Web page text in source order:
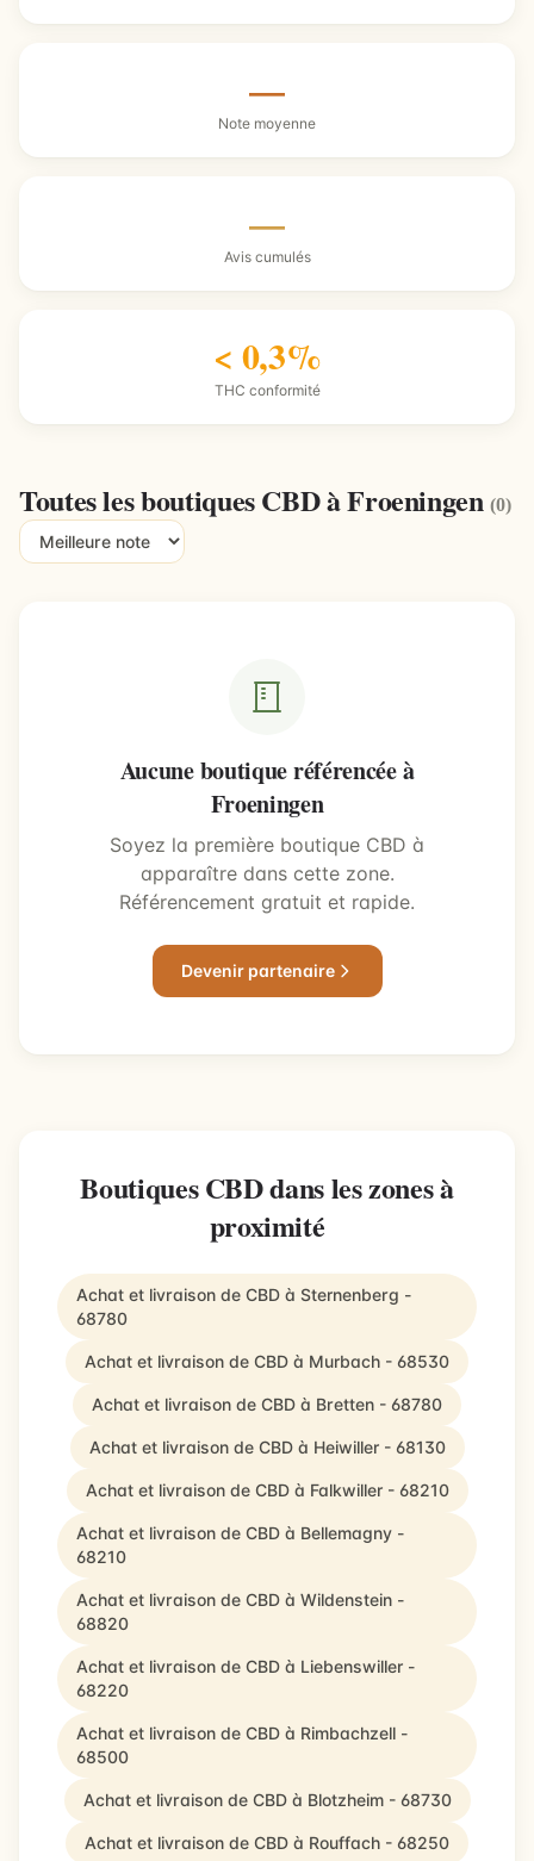
—
Note moyenne
—
Avis cumulés
< 0,3%
THC conformité
Toutes les boutiques CBD à Froeningen(0)
Aucune boutique référencée à
Froeningen
Soyez la première boutique CBD à
apparaître dans cette zone.
Référencement gratuit et rapide.
Devenir partenaire
Boutiques CBD dans les zones à
proximité
Achat et livraison de CBD à Sternenberg -
68780
Achat et livraison de CBD à Murbach - 68530
Achat et livraison de CBD à Bretten - 68780
Achat et livraison de CBD à Heiwiller - 68130
Achat et livraison de CBD à Falkwiller - 68210
Achat et livraison de CBD à Bellemagny -
68210
Achat et livraison de CBD à Wildenstein -
68820
Achat et livraison de CBD à Liebenswiller -
68220
Achat et livraison de CBD à Rimbachzell -
68500
Achat et livraison de CBD à Blotzheim - 68730
Achat et livraison de CBD à Rouffach - 68250